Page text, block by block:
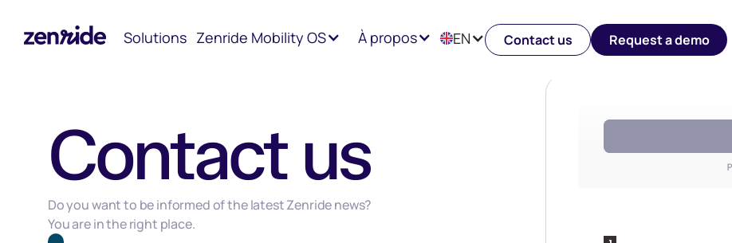
Solutions Zenride Mobility OS À propos EN Contact us Request a demo
Homepage Newsletter subscription
Contact us
Do you want to be informed of the latest Zenride news?
You are in the right place.